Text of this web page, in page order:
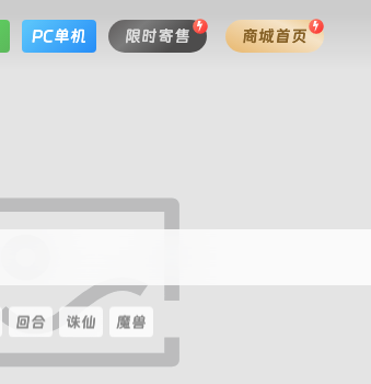
PC单机 限时寄售 商城首页
回合 诛仙 魔兽